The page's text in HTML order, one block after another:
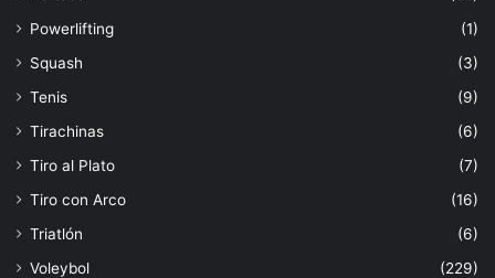
Powerlifting
(1)
Squash
(3)
Tenis
(9)
Tirachinas
(6)
Tiro al Plato
(7)
Tiro con Arco
(16)
Triatlón
(6)
Voleybol
(229)